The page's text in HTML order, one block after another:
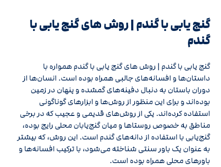
گنج یابی با گندم | روش های گنج‌ یابی با
گندم
گنج یابی با گندم | روش های گنج‌ یابی با گندم همواره با
داستان‌ها و افسانه‌های جالبی همراه بوده است. انسان‌ها از
دوران باستان به دنبال دفینه‌های گمشده و پنهان در زمین
بوده‌اند و برای این منظور از روش‌ها و ابزارهای گوناگونی
استفاده کرده‌اند. یکی از روش‌های قدیمی و عجیب که در برخی
مناطق به خصوص روستاها و میان گنج‌یابان محلی رایج بوده،
گنج‌یابی با استفاده از دانه‌های گندم است. این روش، که بیشتر
به عنوان یک باور سنتی شناخته می‌شود، با ترکیب افسانه‌ها و
باورهای محلی همراه بوده است.